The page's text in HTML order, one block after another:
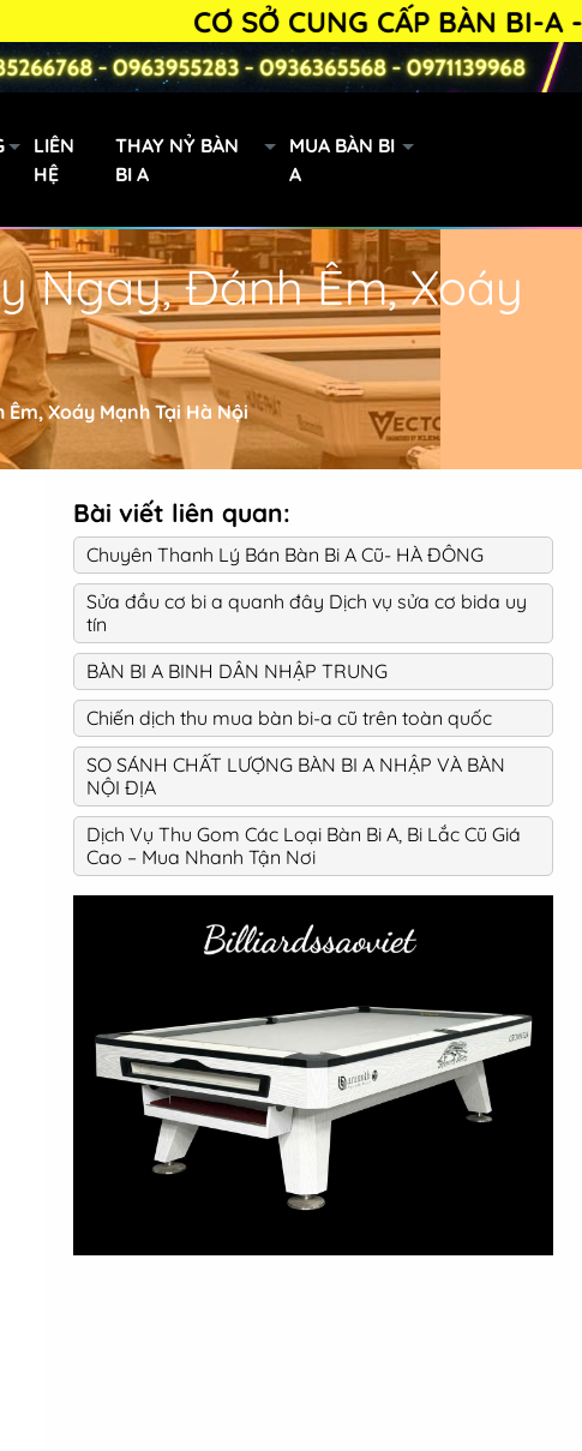
CƠ SỞ CUNG CẤP BÀN BI-A -
Bàn Bi-a 9019 lướt
LIÊN
HỆ
THAY NỶ BÀN
BI A
MUA BÀN BI
A
Ngay, Đánh Êm, Xoáy
Xoáy Mạnh Tại Hà Nội
Bài viết liên quan:
Chuyên Thanh Lý Bán Bàn Bi A Cũ- HÀ ĐÔNG
Sửa đầu cơ bi a quanh đây Dịch vụ sửa cơ bida uy
tín
BÀN BI A BINH DÂN NHẬP TRUNG
Chiến dịch thu mua bàn bi-a cũ trên toàn quốc
SO SÁNH CHẤT LƯỢNG BÀN BI A NHẬP VÀ BÀN
NỘI ĐỊA
Dịch Vụ Thu Gom Các Loại Bàn Bi A, Bi Lắc Cũ Giá
Cao – Mua Nhanh Tận Nơi